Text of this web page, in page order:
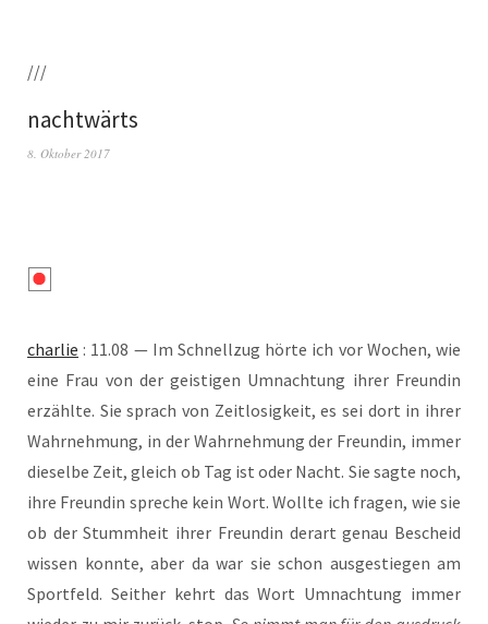
///
nachtwärts
8. Oktober 2017
char­lie : 11.08 — Im Schnell­zug hör­te ich vor Wochen, wie
eine Frau von der geis­ti­gen Umnach­tung ihrer Freun­din
erzähl­te. Sie sprach von Zeit­lo­sig­keit, es sei dort in ihrer
Wahr­neh­mung, in der Wahr­neh­mung der Freun­din, immer
die­sel­be Zeit, gleich ob Tag ist oder Nacht. Sie sag­te noch,
ihre Freun­din spre­che kein Wort. Woll­te ich fra­gen, wie sie
ob der Stumm­heit ihrer Freun­din der­art genau Bescheid
wis­sen konn­te, aber da war sie schon aus­ge­stie­gen am
Sport­feld. Seit­her kehrt das Wort Umnach­tung immer